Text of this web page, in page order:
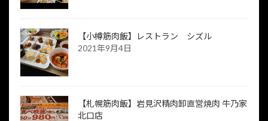
【小樽筋肉飯】レストラン シズル
2021年9月4日
【札幌筋肉飯】岩見沢精肉卸直営焼肉 牛乃家
北口店